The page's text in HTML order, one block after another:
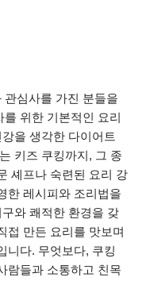
심사를 가진 분들을
위한 기본적인 요리
을 생각한 다이어트
키즈 쿠킹까지, 그 종
셰프나 숙련된 요리 강
한 레시피와 조리법을
와 쾌적한 환경을 갖
접 만든 요리를 맛보며
니다. 무엇보다, 쿠킹
람들과 소통하고 친목